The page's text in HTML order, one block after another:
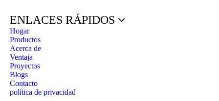
ENLACES RÁPIDOS
Hogar
Productos
Acerca de
Ventaja
Proyectos
Blogs
Contacto
política de privacidad